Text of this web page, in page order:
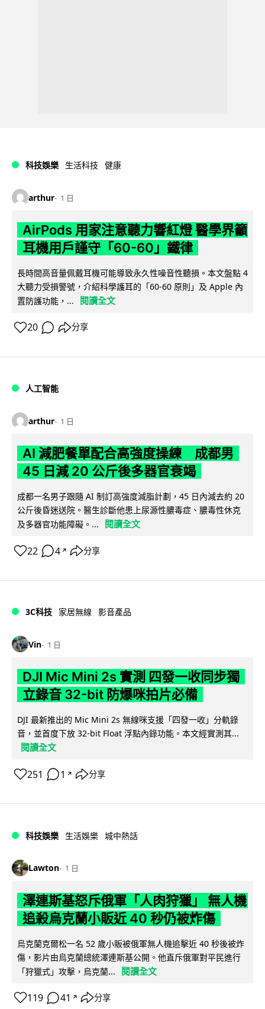
科技娛樂 生活科技 健康
arthur 1 日
AirPods 用家注意聽力響紅燈 醫學界籲
耳機用戶謹守「60-60」鐵律
長時間高音量佩戴耳機可能導致永久性噪音性聽損。本文盤點 4
大聽力受損警號，介紹科學護耳的「60-60 原則」及 Apple 內
置防護功能，...
閱讀全文
20 分享
人工智能
arthur 1 日
AI 減肥餐單配合高強度操練 成都男
45 日減 20 公斤後多器官衰竭
成都一名男子跟隨 AI 制訂高強度減脂計劃，45 日內減去約 20
公斤後昏迷送院。醫生診斷他患上尿源性膿毒症、膿毒性休克
及多器官功能障礙。...
閱讀全文
22 4 ↗ 分享
3C科技 家居無線 影音產品
Vin 1 日
DJI Mic Mini 2s 實測 四發一收同步獨
立錄音 32-bit 防爆咪拍片必備
DJI 最新推出的 Mic Mini 2s 無線咪支援「四發一收」分軌錄
音，並首度下放 32-bit Float 浮點內錄功能。本文經實測其...
閱讀全文
251 1 ↗ 分享
科技娛樂 生活娛樂 城中熱話
Lawton 1 日
澤連斯基怒斥俄軍「人肉狩獵」 無人機
追殺烏克蘭小販近 40 秒仍被炸傷
烏克蘭克爾松一名 52 歲小販被俄軍無人機追擊近 40 秒後被炸
傷，影片由烏克蘭總統澤連斯基公開。他直斥俄軍對平民進行
「狩獵式」攻擊，烏克蘭...
閱讀全文
119 41 ↗ 分享